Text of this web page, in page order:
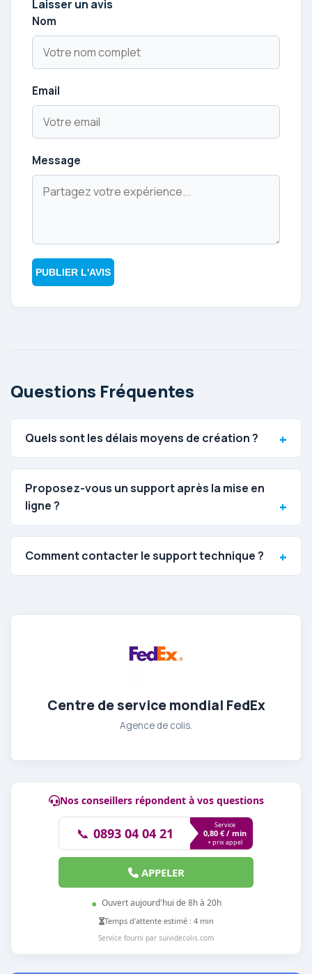
Laisser un avis
Nom
Email
Message
PUBLIER L'AVIS
Questions Fréquentes
Quels sont les délais moyens de création ?
Proposez-vous un support après la mise en
ligne ?
Comment contacter le support technique ?
Centre de service mondial FedEx
Agence de colis.
Nos conseillers répondent à vos questions
📞 0893 04 04 21
Service
0,80 € / min
+ prix appel
APPELER
● Ouvert aujourd'hui de 8h à 20h
Temps d'attente estimé : 4 min
Service fourni par suividecolis.com